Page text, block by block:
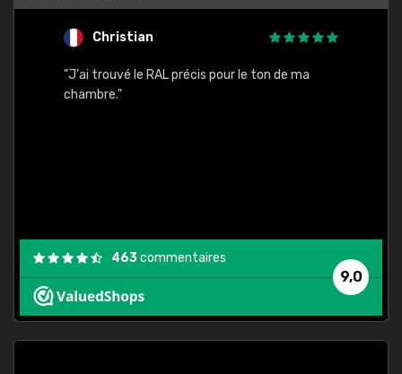
Christian
"J'ai trouvé le RAL précis pour le ton de ma
chambre."
9,0
463commentaires